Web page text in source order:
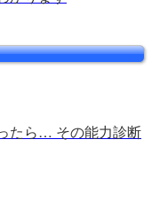
たら… その能力診断